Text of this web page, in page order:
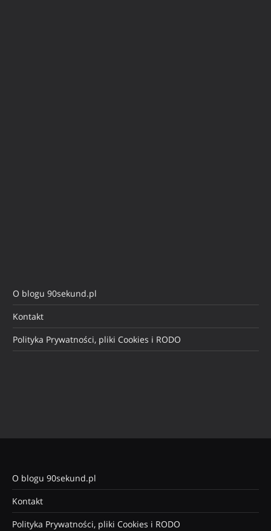
O blogu 90sekund.pl
Kontakt
Polityka Prywatności, pliki Cookies i RODO
O blogu 90sekund.pl
Kontakt
Polityka Prywatności, pliki Cookies i RODO